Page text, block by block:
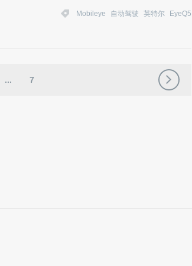
Mobileye 自动驾驶 英特尔 EyeQ5
... 7